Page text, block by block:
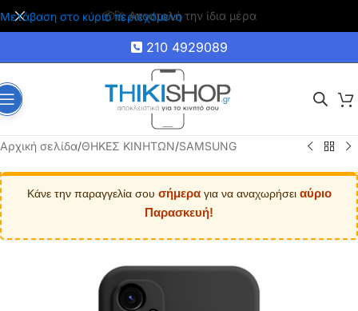
Μετάβαση στο κύριο περιεχόμενο
🚚 Δωρεάν μεταφορικά για αγορές άνω των 35€
210 4929089
Αρχική σελίδα/ΘΗΚΕΣ ΚΙΝΗΤΩΝ/SAMSUNG
Κάνε την παραγγελία σου σήμεραγια να αναχωρήσει αύριο
Παρασκευή!